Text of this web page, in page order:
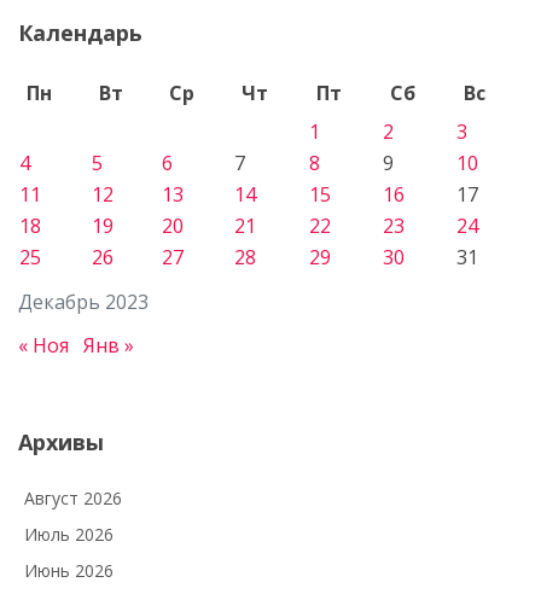
Календарь
Декабрь 2023
Пн Вт Ср Чт Пт Сб
Вс
1
2
3
4
5 6 7 8 9
10
11
12 13 14 15 16
17
18
19 20 21 22 23
24
25
26 27 28 29 30 31
« Ноя Янв »
Архивы
Август 2026
Июль 2026
Июнь 2026